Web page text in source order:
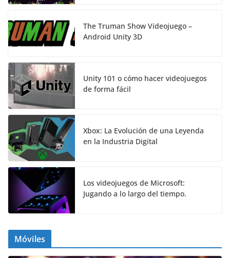
The Truman Show Videojuego –
Android Unity 3D
Unity 101 o cómo hacer videojuegos
de forma fácil
Xbox: La Evolución de una Leyenda
en la Industria Digital
Los videojuegos de Microsoft:
Jugando a lo largo del tiempo.
Móviles